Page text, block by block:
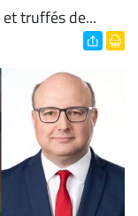
truffés de...